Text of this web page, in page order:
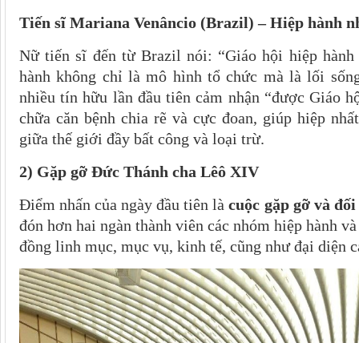
Tiến sĩ Mariana Venâncio (Brazil) – Hiệp hành
Nữ tiến sĩ đến từ Brazil nói: “Giáo hội hiệp
hành không chỉ là mô hình tổ chức mà là lối
nhiều tín hữu lần đầu tiên cảm nhận “được Giáo
chữa căn bệnh chia rẽ và cực đoan, giúp hiệp
giữa thế giới đầy bất công và loại trừ.
2) Gặp gỡ Đức Thánh cha Lêô XIV
Điểm nhấn của ngày đầu tiên làcuộc gặp gỡ và
đón hơn hai ngàn thành viên các nhóm hiệp hành
đồng linh mục, mục vụ, kinh tế, cũng như đại diện